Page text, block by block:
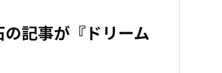
記事が『ドリーム